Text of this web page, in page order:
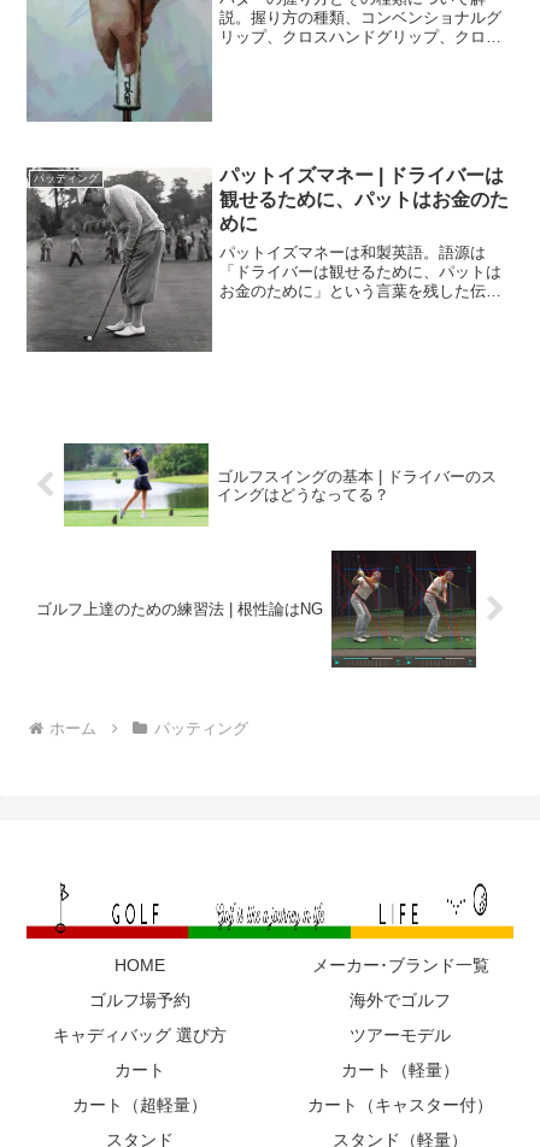
説。握り方の種類、コンベンショナルグ
リップ、クロスハンドグリップ、クロー
パッティング
パットイズマネー | ドライバーは
観せるために、パットはお金のた
めに
パットイズマネーは和製英語。語源は
「ドライバーは観せるために、パットは
お金のために」という言葉を残した伝説
ゴルフスイングの基本 | ドライバーのス
イングはどうなってる？
ゴルフ上達のための練習法 | 根性論はNG
ホーム パッティング
HOME
メーカー･ブランド一覧
ゴルフ場予約
海外でゴルフ
キャディバッグ 選び方
ツアーモデル
カート
カート（軽量）
カート（超軽量）
カート（キャスター付）
スタンド
スタンド（軽量）